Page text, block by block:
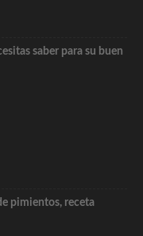
saber para su buen
pimientos, receta